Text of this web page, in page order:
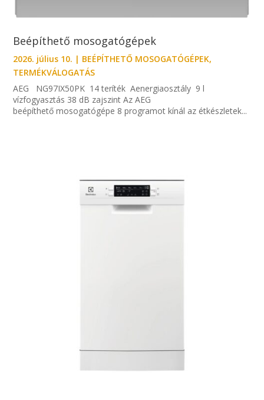
Beépíthető mosogatógépek
2026. július 10. | BEÉPÍTHETŐ MOSOGATÓGÉPEK,
TERMÉKVÁLOGATÁS
AEG NG97IX50PK 14 teríték Aenergiaosztály 9 l
vízfogyasztás 38 dB zajszint Az AEG
beépíthető mosogatógépe 8 programot kínál az étkészletek...